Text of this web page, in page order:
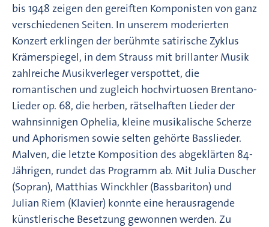
bis 1948 zeigen den gereiften Komponisten von ganz
verschiedenen Seiten. In unserem moderierten
Konzert erklingen der berühmte satirische Zyklus
Krämerspiegel, in dem Strauss mit brillanter Musik
zahlreiche Musikverleger verspottet, die
romantischen und zugleich hochvirtuosen Brentano-
Lieder op. 68, die herben, rätselhaften Lieder der
wahnsinnigen Ophelia, kleine musikalische Scherze
und Aphorismen sowie selten gehörte Basslieder.
Malven, die letzte Komposition des abgeklärten 84-
Jährigen, rundet das Programm ab. Mit Julia Duscher
(Sopran), Matthias Winckhler (Bassbariton) und
Julian Riem (Klavier) konnte eine herausragende
künstlerische Besetzung gewonnen werden. Zu